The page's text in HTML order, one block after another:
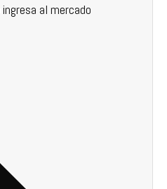
al mercado